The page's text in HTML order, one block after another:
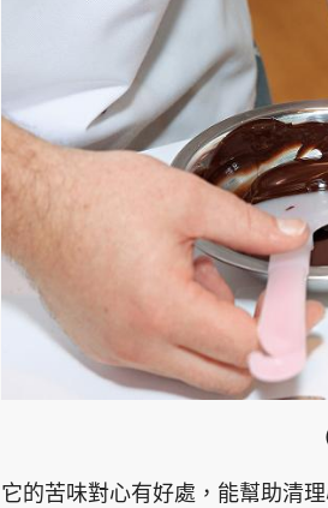
集團旗下品牌
東周刊 東Touch
JobMarket 頭條搵工
它的苦味對心有好處，能幫助清